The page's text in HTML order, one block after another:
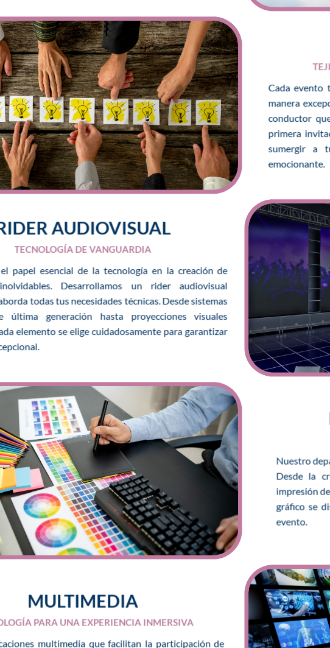
Cada evento
manera
conductor
primera
sumergir a
emocionante.
AUDIOVISUAL
TECNOLOGÍA DE VANGUARDIA
el papel esencial de la tecnología en la creación de
Desarrollamos un rider audiovisual
todas tus necesidades técnicas. Desde sistemas
última generación hasta proyecciones visuales
elemento se elige cuidadosamente para garantizar
Nuestro
Desde la
impresión
gráfico se
evento.
MULTIMEDIA
PARA UNA EXPERIENCIA INMERSIVA
multimedia que facilitan la participación de